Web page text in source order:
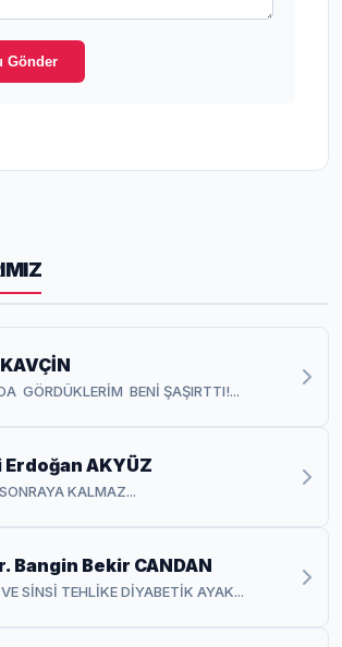
Gönder
GÖRDÜKLERİM BENİ ŞAŞIRTTI!...
Erdoğan AKYÜZ
KALMAZ...
Bangin Bekir CANDAN
SİNSİ TEHLİKE DİYABETİK AYAK...